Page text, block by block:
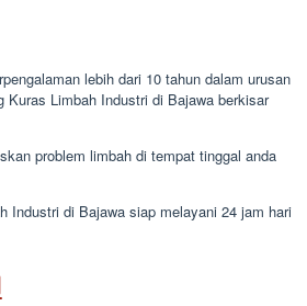
lebih dari 10 tahun dalam urusan
Kuras Limbah Industri di Bajawa berkisar
problem limbah di tempat tinggal anda
Industri di Bajawa siap melayani 24 jam hari